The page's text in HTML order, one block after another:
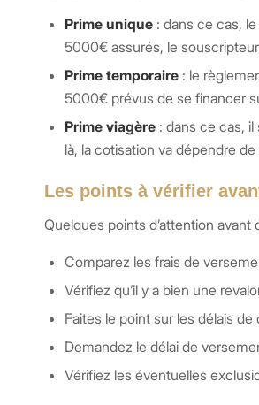
Prime unique : dans ce cas,
5000€ assurés, le
Prime temporaire : le
5000€ prévus de se financer
Prime viagère : dans ce cas, il
là, la cotisation va dépendre
Les points à vérifier
Quelques points d’attention
Comparez les frais de
Vérifiez qu’il y a bien une
Faites le point sur les délais
Demandez le délai de
Vérifiez les éventuelles